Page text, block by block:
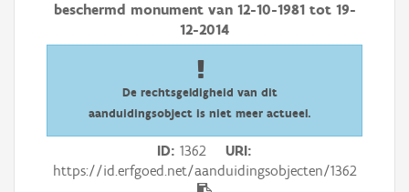
Waarneming
Downloads
beschermd monument van 12-10-1981tot 19-
12-2014
De rechtsgeldigheid van dit
aanduidingsobject is niet meer actueel.
ID 1362
URI
https://id.erfgoed.net/aanduidingsobjecten/1362